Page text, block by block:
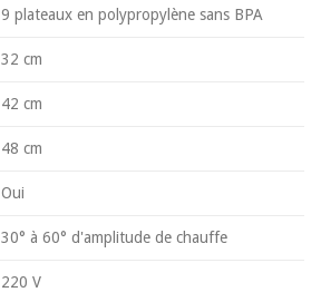
9 plateaux en polypropylène sans BPA
32 cm
42 cm
48 cm
Oui
30° à 60° d'amplitude de chauffe
220 V